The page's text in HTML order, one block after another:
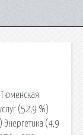
(52,9 %)
(4,9